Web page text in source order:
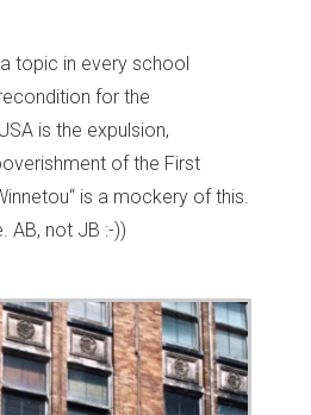
topic in every school
for the
is the expulsion,
of the First
is a mockery of this.
AB, not JB :-))